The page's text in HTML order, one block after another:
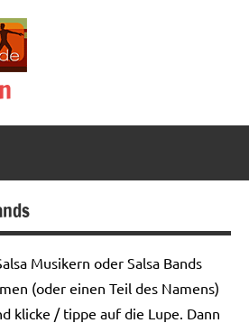
Musikern oder Salsa Bands
(oder einen Teil des Namens)
klicke / tippe auf die Lupe. Dann